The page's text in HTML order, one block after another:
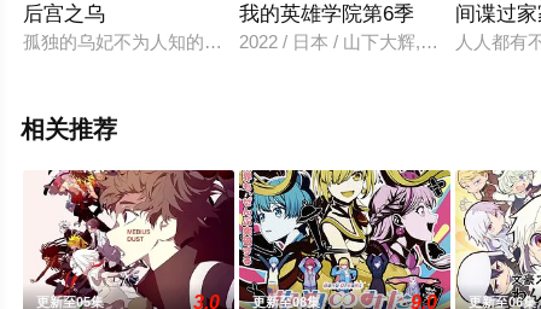
后宫之乌
孤独的乌妃不为人知的真面目，庄严而宏伟的中华幻想谭，开
我的英雄学院第6季
2022 / 日本 / 山下大辉,冈本信彦,佐
间谍过
人人都有
相关推荐
更新至05集 3.0 更新至08集 9.0 更新至06集